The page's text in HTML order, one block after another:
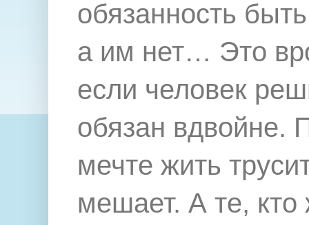
обязанность
а им нет… Это
если человек
обязан вдвойне.
мечте жить
мешает. А те,